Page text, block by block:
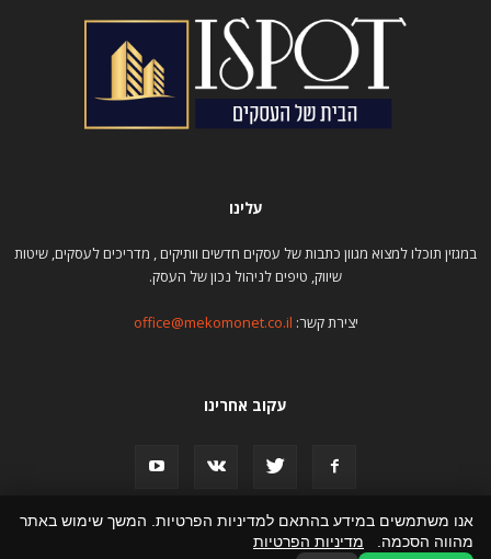
עלינו
במגזין תוכלו למצוא מגוון כתבות של עסקים חדשים וותיקים , מדריכים לעסקים, שיטות
שיווק, טיפים לניהול נכון של העסק.
יצירת קשר: office@mekomonet.co.il
עקוב אחרינו
פרסום כתבות תמיכה הצהרת נגישות
אנו משתמשים במידע בהתאם למדיניות הפרטיות. המשך שימוש באתר
מהווה הסכמה. מדיניות הפרטיות